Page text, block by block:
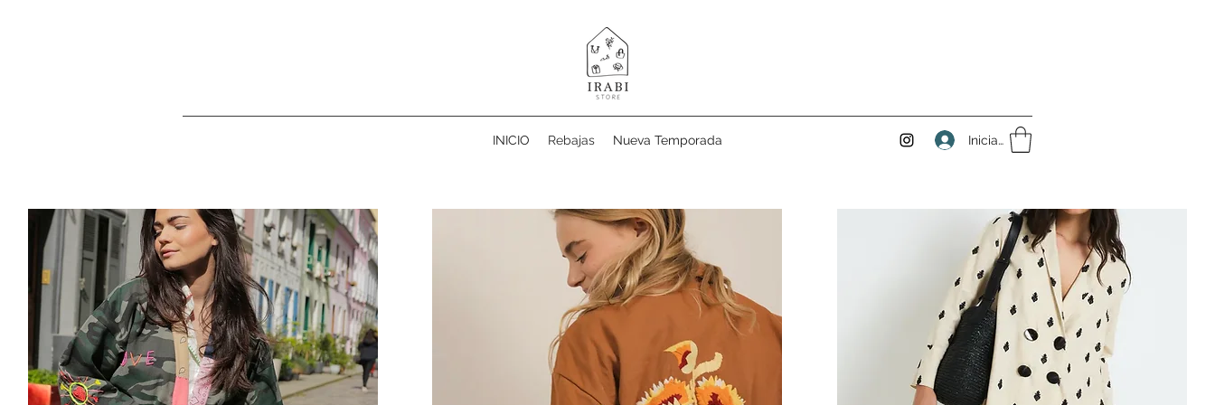
INICIO Rebajas Nueva Temporada Iniciar sesión